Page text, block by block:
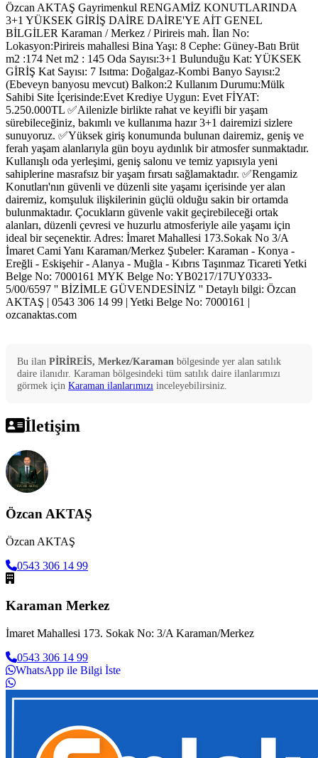
Özcan AKTAŞ Gayrimenkul RENGAMİZ KONUTLARINDA
3+1 YÜKSEK GİRİŞ DAİRE DAİRE'YE AİT GENEL
BİLGİLER Karaman / Merkez / Pirireis mah. İlan No:
Lokasyon:Pirireis mahallesi Bina Yaşı: 8 Cephe: Güney-Batı Brüt
m2 :174 Net m2 : 145 Oda Sayısı:3+1 Bulunduğu Kat: YÜKSEK
GİRİŞ Kat Sayısı: 7 Isıtma: Doğalgaz-Kombi Banyo Sayısı:2
(Ebeveyn banyosu mevcut) Balkon:2 Kullanım Durumu:Mülk
Sahibi Site İçerisinde:Evet Krediye Uygun: Evet FİYAT:
5.250.000TL ✅Ailenizle birlikte rahat ve keyifli bir yaşam
sürebileceğiniz, bakımlı ve kullanıma hazır 3+1 dairemizi sizlere
sunuyoruz. ✅Yüksek giriş konumunda bulunan dairemiz, geniş ve
ferah yaşam alanlarıyla gün boyu aydınlık bir atmosfer sunmaktadır.
Kullanışlı oda yerleşimi, geniş salonu ve temiz yapısıyla yeni
sahiplerine masrafsız bir yaşam fırsatı sağlamaktadır. ✅Rengamiz
Konutları'nın güvenli ve düzenli site yaşamı içerisinde yer alan
dairemiz, komşuluk ilişkilerinin güçlü olduğu sakin bir ortamda
bulunmaktadır. Çocukların güvenle vakit geçirebileceği ortak
alanları, düzenli çevresi ve huzurlu atmosferiyle aile yaşamı için
ideal bir seçenektir. Adres: İmaret Mahallesi 173.Sokak No 3/A
İmaret Cami Yanı Karaman/Merkez Şubeler: Karaman - Konya -
Ereğli - Eskişehir - Alanya - Muğla - Kıbrıs Taşınmaz Ticareti Yetki
Belge No: 7000161 MYK Belge No: YB0217/17UY0333-
5/00/6597 '' BİZİMLE GÜVENDESİNİZ '' Detaylı bilgi: Özcan
AKTAŞ | 0543 306 14 99 | Yetki Belge No: 7000161 |
ozcanaktas.com
Bu ilan PİRİREİS, Merkez/Karaman bölgesinde yer alan satılık
daire ilanıdır. Karaman bölgesindeki tüm satılık daire ilanlarımızı
görmek için Karaman ilanlarımızı inceleyebilirsiniz.
İletişim
Özcan AKTAŞ
Özcan AKTAŞ
0543 306 14 99
Karaman Merkez
İmaret Mahallesi 173. Sokak No: 3/A Karaman/Merkez
0543 306 14 99
WhatsApp ile Bilgi İste